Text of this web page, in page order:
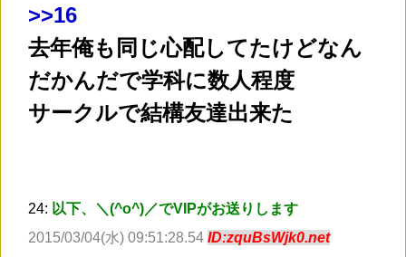
>>16
去年俺も同じ心配してたけどなん
だかんだで学科に数人程度
サークルで結構友達出来た
24: 以下、＼(^o^)／でVIPがお送りします
2015/03/04(水) 09:51:28.54 ID:zquBsWjk0.net